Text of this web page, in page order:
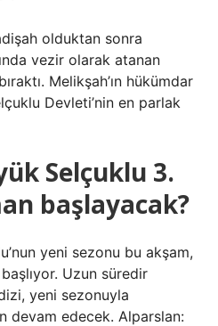
olduktan sonra
vezir olarak atanan
Melikşah’ın hükümdar
Devleti’nin en parlak
Selçuklu 3.
başlayacak?
yeni sezonu bu akşam,
Uzun süredir
yeni sezonuyla
devam edecek. Alparslan: